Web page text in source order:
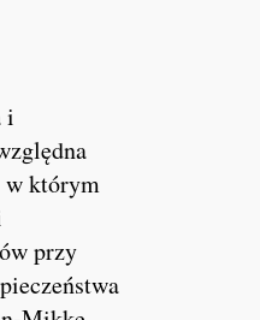
i
w którym
przy